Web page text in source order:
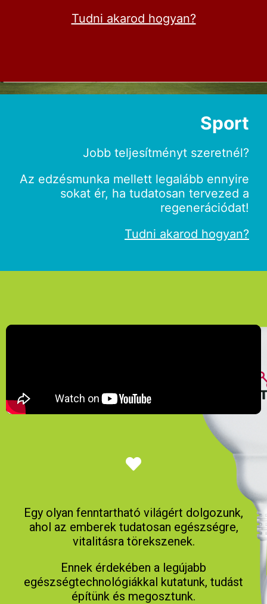
Tudni akarod hogyan?
Sport
Jobb teljesítményt szeretnél?
Az edzésmunka mellett legalább ennyire
sokat ér, ha tudatosan tervezed a
regenerációdat!
Tudni akarod hogyan?
Egy olyan fenntartható világért dolgozunk,
ahol az emberek tudatosan egészségre,
vitalitásra törekszenek.
Ennek érdekében a legújabb
egészségtechnológiákkal kutatunk, tudást
építünk és megosztunk.